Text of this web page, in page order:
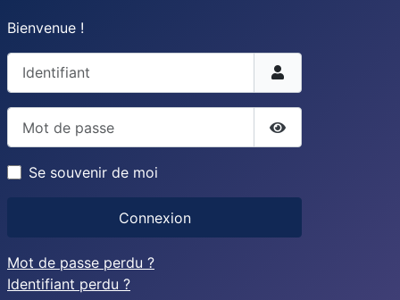
Bienvenue !
Identifiant
Mot de passe
Afficher le mot
Se souvenir de moi
Connexion
Mot de passe perdu ?
Identifiant perdu ?